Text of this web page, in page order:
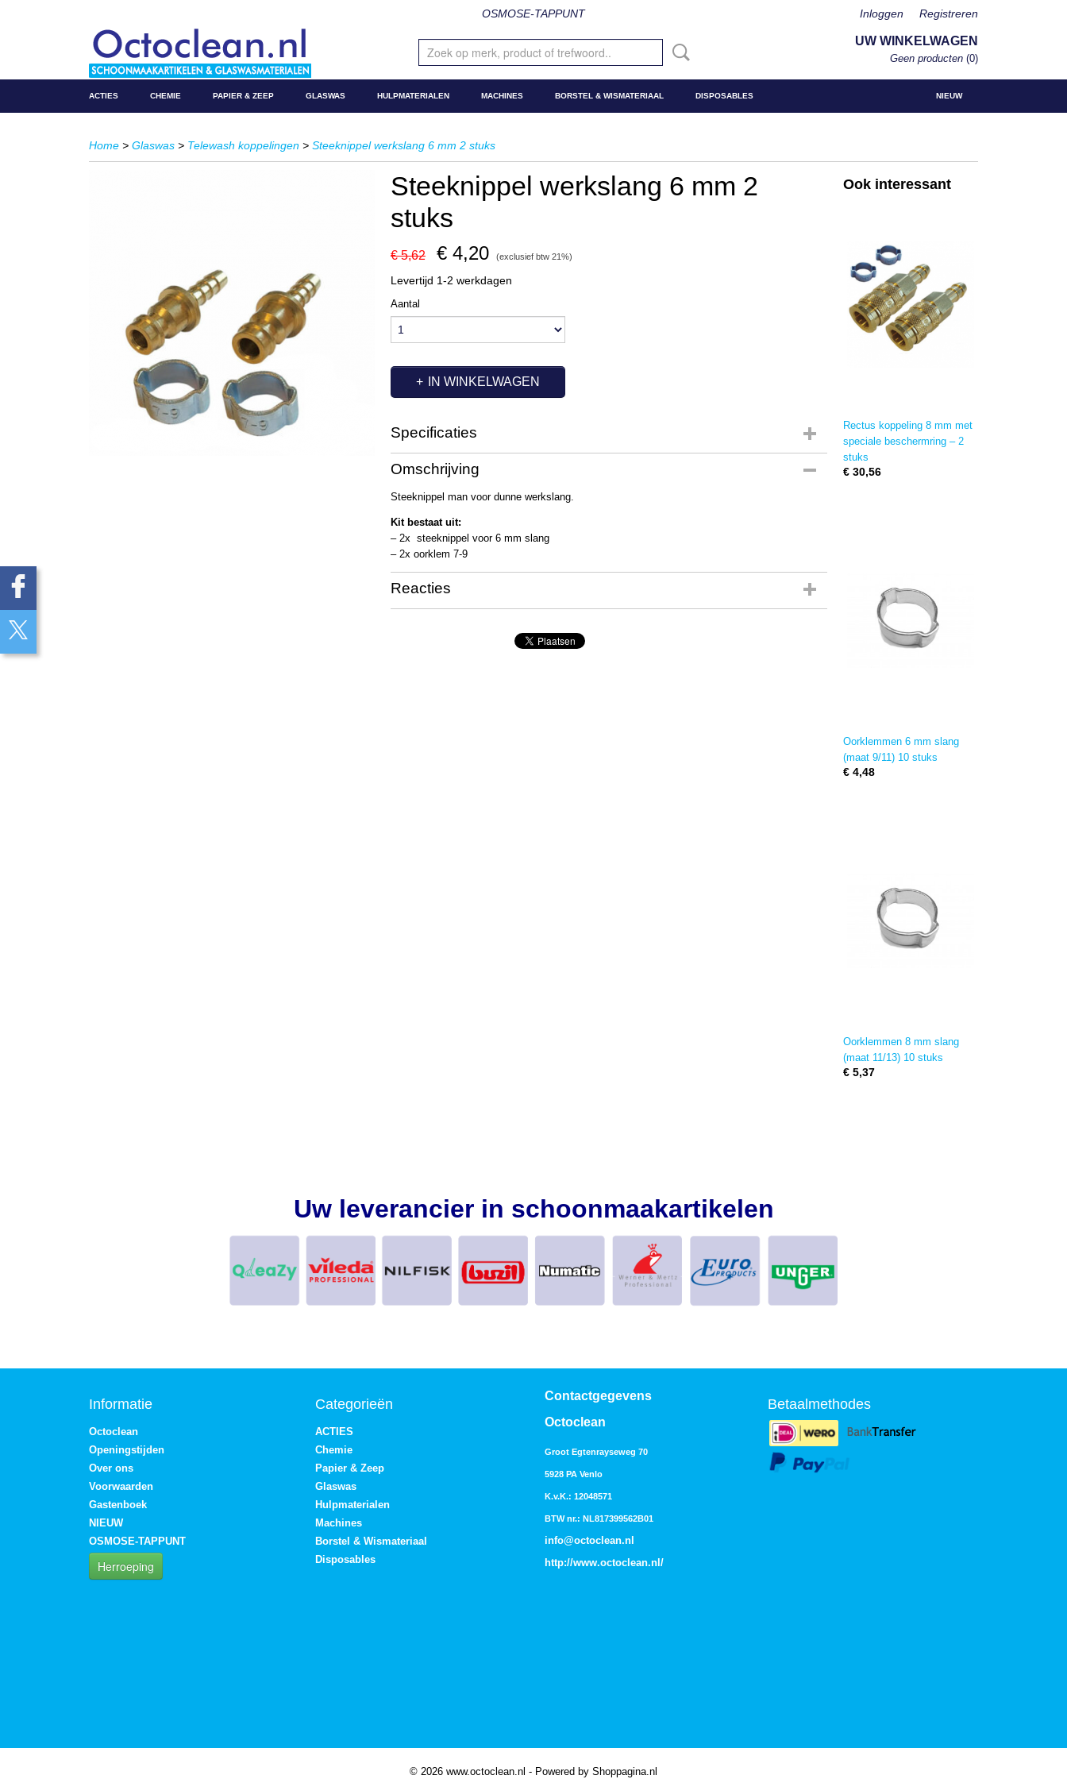
OSMOSE-TAPPUNT Inloggen Registreren
UW WINKELWAGEN
Geen producten (0)
NIEUW
ACTIES CHEMIE PAPIER & ZEEP GLASWAS HULPMATERIALEN MACHINES BORSTEL & WISMATERIAAL DISPOSABLES
Home > Glaswas > Telewash koppelingen > Steeknippel werkslang 6 mm 2 stuks
Steeknippel werkslang 6 mm 2
stuks
€ 5,62 € 4,20 (exclusief btw 21%)
Levertijd 1-2 werkdagen
Aantal
IN WINKELWAGEN
Specificaties
Productcode
Omschrijving
Steeknippel man voor dunne werkslang.
Kit bestaat uit:
– 2x steeknippel voor 6 mm slang
– 2x oorklem 7-9
Reacties
Ook interessant
Rectus koppeling 8 mm met
speciale beschermring – 2
stuks
€ 30,56
Oorklemmen 6 mm slang
(maat 9/11) 10 stuks
€ 4,48
Oorklemmen 8 mm slang
(maat 11/13) 10 stuks
€ 5,37
Uw leverancier in schoonmaakartikelen
Informatie
Octoclean
Openingstijden
Over ons
Voorwaarden
Gastenboek
NIEUW
OSMOSE-TAPPUNT
Herroeping
Categorieën
ACTIES
Chemie
Papier & Zeep
Glaswas
Hulpmaterialen
Machines
Borstel & Wismateriaal
Disposables
Contactgegevens
Octoclean
Groot Egtenrayseweg 70
5928 PA Venlo
K.v.K.: 12048571
BTW nr.: NL817399562B01
info@octoclean.nl
http://www.octoclean.nl /
Betaalmethodes
© 2026 www.octoclean.nl - Powered by Shoppagina.nl